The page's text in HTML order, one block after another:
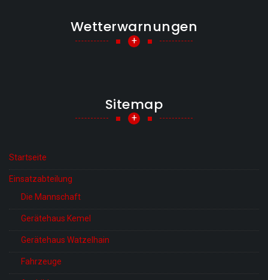
Wetterwarnungen
+
Sitemap
+
Startseite
Einsatzabteilung
Die Mannschaft
Gerätehaus Kemel
Gerätehaus Watzelhain
Fahrzeuge